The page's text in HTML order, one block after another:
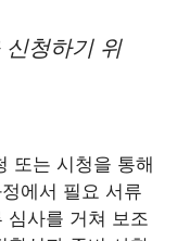
청하기 위
또는 시청을 통해
에서 필요 서류
심사를 거쳐 보조